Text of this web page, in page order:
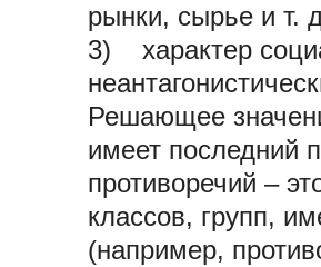
рынки, сырье и т.
3) характер
Решающее
имеет последний
противоречий –
классов, групп,
(например,